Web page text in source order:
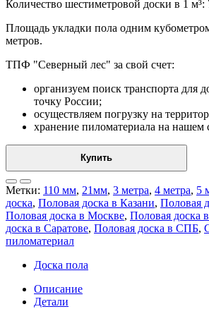
Количество шестиметровой доски в 1
Площадь укладки пола одним
метров.
ТПФ "Северный лес" за свой счет:
организуем поиск транспорта для
точку России;
осуществляем погрузку на
хранение пиломатериала на нашем
Купить
Метки: 110 мм, 21мм, 3 метра, 4 метра, 5
доска, Половая доска в Казани, Половая
Половая доска в Москве, Половая доска
доска в Саратове, Половая доска в СПБ,
пиломатериал
Доска пола
Описание
Детали